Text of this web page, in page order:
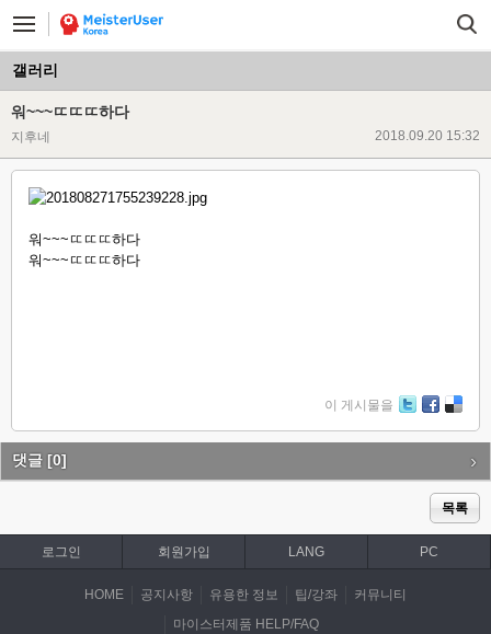
갤러리
워~~~ㄸㄸㄸ하다
지후네 2018.09.20 15:32
워~~~ㄸㄸㄸ하다
워~~~ㄸㄸㄸ하다
이 게시물을
itte ce lici
댓글 [0]
목록
로그인 회원가입 LANG PC
HOME 공지사항 유용한 정보 팁/강좌
커뮤니티
마이스터제품 HELP/FAQ